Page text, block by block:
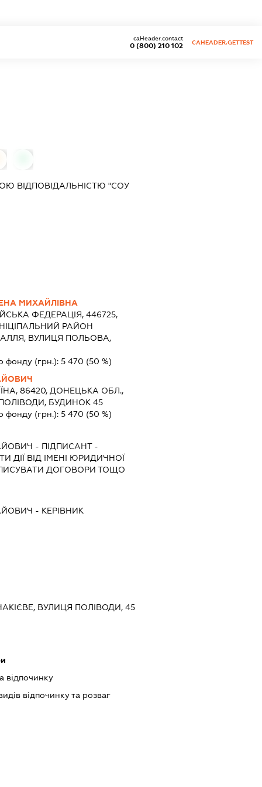
0 (800) 210 102
caHeader.contact
CAHEADER.GETTEST
ВІДПОВІДАЛЬНІСТЮ "СОУ
МИХАЙЛІВНА
ФЕДЕРАЦІЯ, 446725,
РАЙОН
ВУЛИЦЯ ПОЛЬОВА,
фонду (грн.): 5 470 (50 %)
86420, ДОНЕЦЬКА ОБЛ.,
БУДИНОК 45
фонду (грн.): 5 470 (50 %)
- ПІДПИСАНТ-
ДІЇ ВІД ІМЕНІ ЮРИДИЧНОЇ
ДОГОВОРИ ТОЩО
- КЕРІВНИК
ВУЛИЦЯ ПОЛІВОДИ, 45
відпочинку
відпочинку та розваг